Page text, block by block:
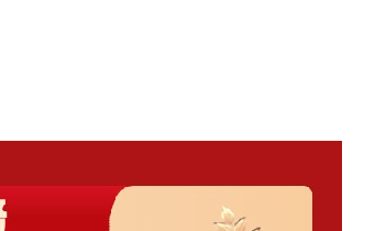
梁春玮
行测理科
尚迎春